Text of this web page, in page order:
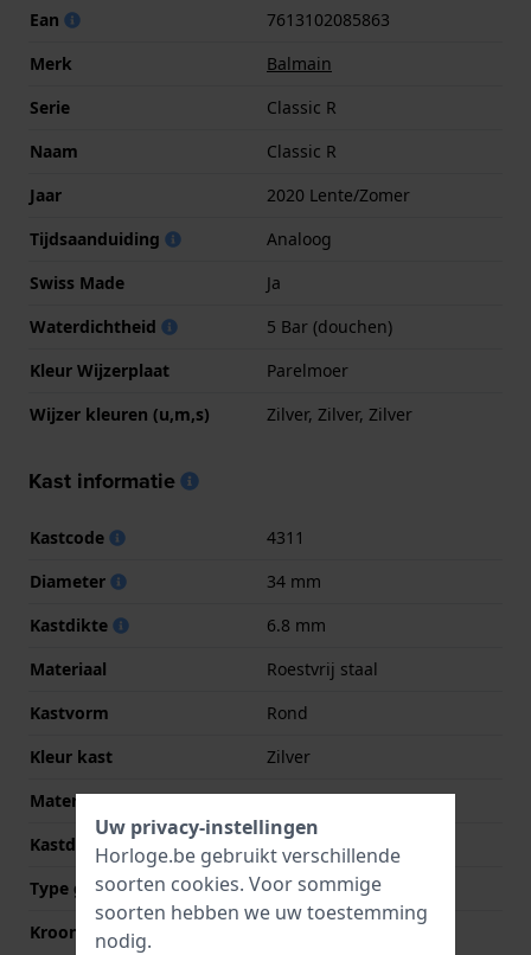
Ean
7613102085863
Merk
Balmain
Serie
Classic R
Naam
Classic R
Jaar
2020 Lente/Zomer
Tijdsaanduiding
Analoog
Swiss Made
Ja
Waterdichtheid
5 Bar (douchen)
Kleur Wijzerplaat
Parelmoer
Wijzer kleuren (u,m,s)
Zilver, Zilver, Zilver
Kast informatie
Kastcode
4311
Diameter
34 mm
Kastdikte
6.8 mm
Materiaal
Roestvrij staal
Kastvorm
Rond
Kleur kast
Zilver
Materiaal kastdeksel
Roestvrij staal
Kastdeksel
Klikkast
Type glas
Saffier
Kroon
Uw privacy-instellingen
Horloge.be gebruikt verschillende
soorten cookies. Voor sommige
soorten hebben we uw toestemming
nodig.